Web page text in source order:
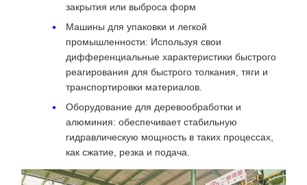
закрытия или выброса форм
Машины для упаковки и легкой
промышленности: Используя свои
дифференциальные характеристики быстрого
реагирования для быстрого толкания, тяги и
транспортировки материалов.
Оборудование для деревообработки и
алюминия: обеспечивает стабильную
гидравлическую мощность в таких процессах,
как сжатие, резка и подача.